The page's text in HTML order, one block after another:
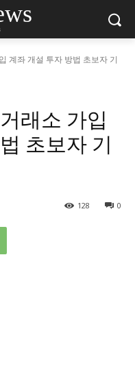
계좌 개설 투자 방법 초보자 기
래소 가입
초보자 기
0
128